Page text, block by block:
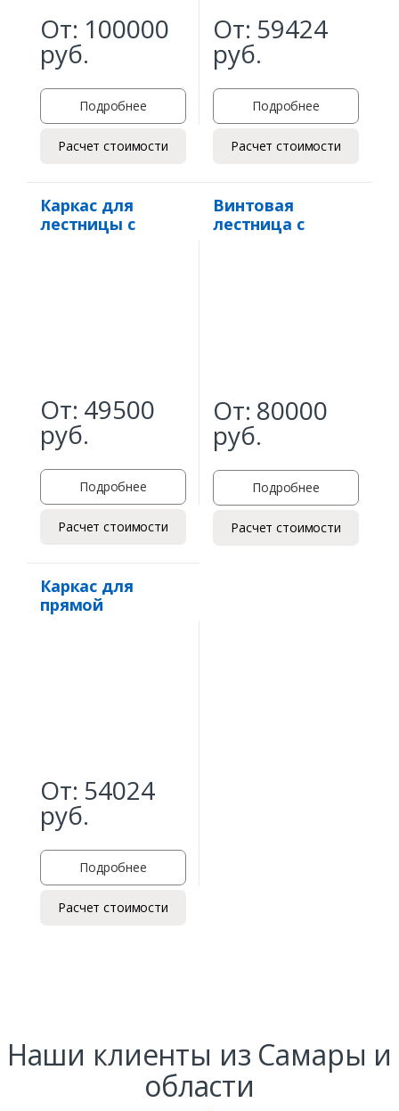
От: 100000
руб.
Подробнее
Расчет стоимости
От: 59424
руб.
Подробнее
Расчет стоимости
Каркас для
лестницы с
От: 49500
руб.
Подробнее
Расчет стоимости
Винтовая
лестница с
От: 80000
руб.
Подробнее
Расчет стоимости
Каркас для
прямой
От: 54024
руб.
Подробнее
Расчет стоимости
Наши клиенты из Самары и
области